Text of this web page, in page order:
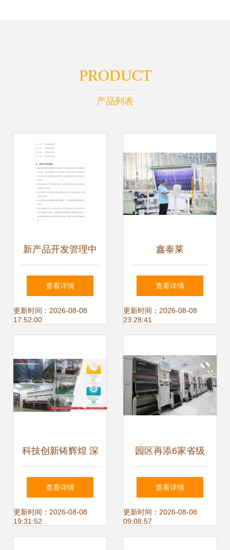
PRODUCT
产品列表
新产品开发管理中
的技术开发流程
查看详情
更新时间：2026-08-08
17:52:00
鑫泰莱
追“光”逐“日” 发力
新赛道技术开发
查看详情
更新时间：2026-08-08
23:28:41
科技创新铸辉煌 深
圳市康凯思特通讯
设备荣获国家级高
查看详情
更新时间：2026-08-08
19:31:52
园区再添6家省级
智能工厂 技术开发
引领产业升级浪潮
查看详情
更新时间：2026-08-08
09:08:57